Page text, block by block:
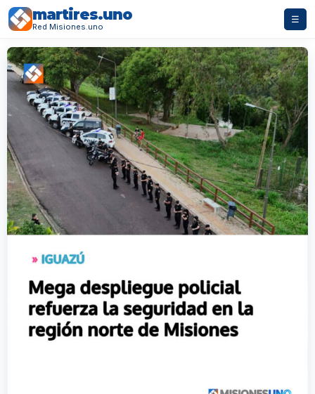
martires.uno
Red Misiones.uno
☰